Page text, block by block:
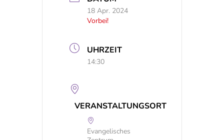
18 Apr. 2024
Vorbei!
UHRZEIT
14:30
VERANSTALTUNGSORT
Evangelisches